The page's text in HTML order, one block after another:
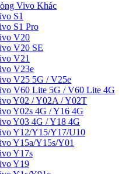
Vivo Khác
S1
S1 Pro
V20
V20 SE
V21
V23e
V25 5G / V25e
V60 Lite 5G / V60 Lite 4G
Y02 / Y02A / Y02T
Y02s 4G / Y16 4G
Y03 4G / Y18 4G
Y12/Y15/Y17/U10
Y15a/Y15s/Y01
Y17s
Y19